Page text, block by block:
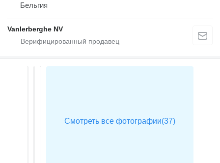
Бельгия
Vanlerberghe NV